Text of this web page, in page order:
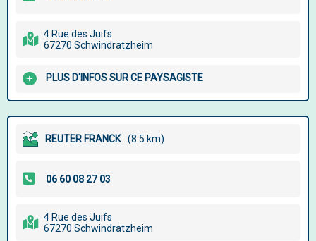
4 Rue des Juifs
67270 Schwindratzheim
PLUS D'INFOS SUR CE PAYSAGISTE
REUTER FRANCK (8.5 km)
4 Rue des Juifs
67270 Schwindratzheim